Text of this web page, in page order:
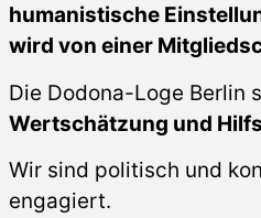
humanistische
wird von einer
Die Dodona-Loge Berlin
Wertschätzung und
Wir sind politisch und
engagiert.